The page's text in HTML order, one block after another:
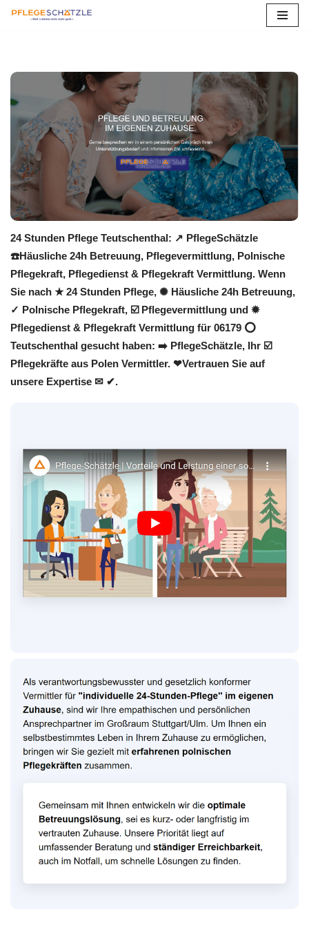
springen
24 Stunden Pflege Teutschenthal: ↗️ PflegeSchätzle
☎️Häusliche 24h Betreuung, Pflegevermittlung, Polnische
Pflegekraft, Pflegedienst & Pflegekraft Vermittlung. Wenn
Sie nach ★ 24 Stunden Pflege, ✺ Häusliche 24h Betreuung,
✓ Polnische Pflegekraft, ☑️ Pflegevermittlung und ✹
Pflegedienst & Pflegekraft Vermittlung für 06179 ⭕
Teutschenthal gesucht haben: ➡️ PflegeSchätzle, Ihr ☑️
Pflegekräfte aus Polen Vermittler. ❤Vertrauen Sie auf
unsere Expertise ✉ ✔.